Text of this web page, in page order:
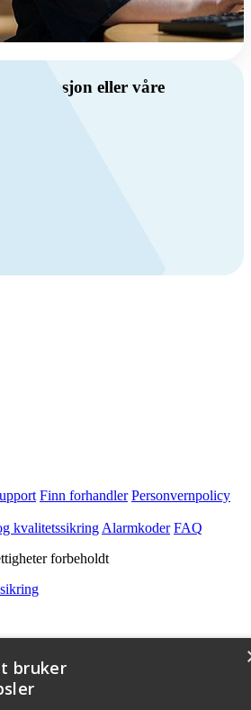
ventilasjon eller våre
Finn forhandler Personvernpolicy
kvalitetssikring Alarmkoder FAQ
forbeholdt
bruker